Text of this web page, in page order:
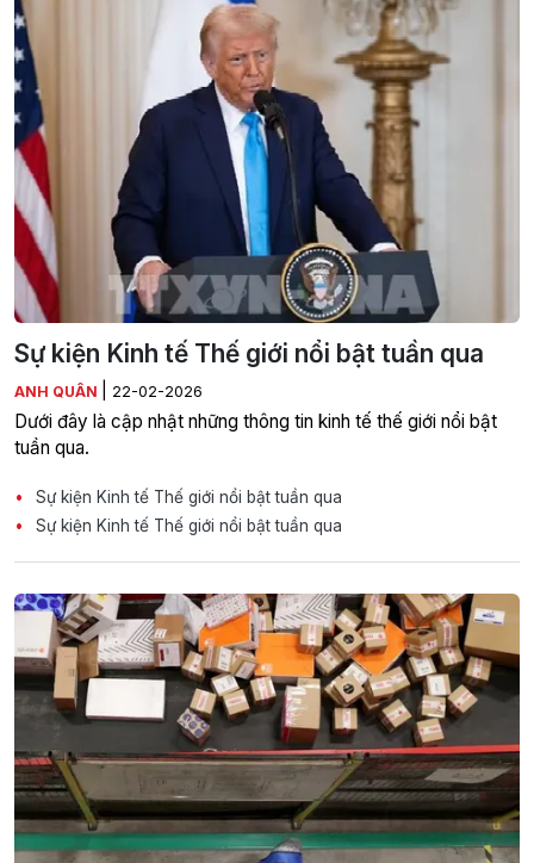
Sự kiện Kinh tế Thế giới nổi bật tuần qua
ANH QUÂN 22-02-2026
Dưới đây là cập nhật những thông tin kinh tế thế giới nổi bật
tuần qua.
Sự kiện Kinh tế Thế giới nổi bật tuần qua
Sự kiện Kinh tế Thế giới nổi bật tuần qua